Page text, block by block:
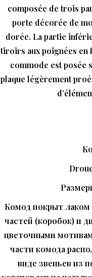
composée de trois
porte décorée de
dorée. La partie
tiroirs aux poignées en
commode est posée
plaque légèrement
Комод покрыт лаком
частей (коробок) и
цветочными
части комода
виде звеньев из